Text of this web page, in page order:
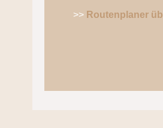
>> Routenplaner